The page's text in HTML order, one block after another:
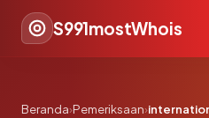
S991mostWhois
Beranda›Pemeriksaan›